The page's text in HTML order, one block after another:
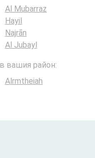
Al Mubarraz
Hayil
Najrān
Al Jubayl
вашия район:
Alrmtheiah